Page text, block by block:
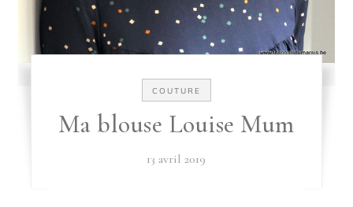
COUTURE
Ma blouse Louise Mum
13 avril 2019